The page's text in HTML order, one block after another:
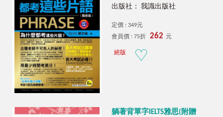
出版社： 我識出版社
定價 : 349元
會員價 : 75折
262 元
絕版
躺著背單字IELTS雅思(附贈